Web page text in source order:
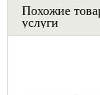
Похожие
услуги